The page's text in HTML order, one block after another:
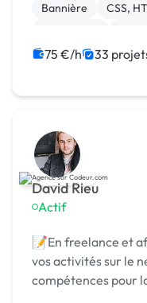
Bannière
CSS,
Print (flyer,
75 €/h 33
David Rieu
Actif
📝En freelance et
vos activités sur le
compétences pour